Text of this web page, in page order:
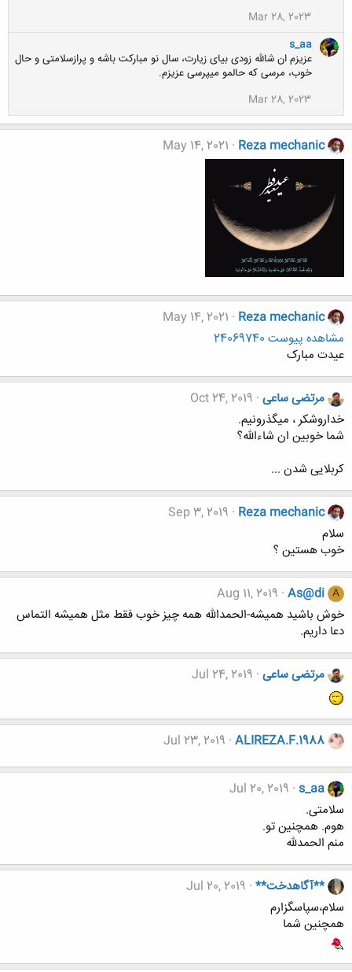
:
Mar 28, 2023
s_aa
عزیزم ان شالله زودی بیای زیارت، سال نو مبارکت باشه و پرازسلامتی و حال
خوب، مرسی که حالمو میپرسی عزیزم.
Mar 28, 2023
Reza mechanic
May 14, 2021
Reza mechanic
May 14, 2021
مشاهده پیوست 24069740
عیدت مبارک
مرتضی ساعی Oct 24, 2019
خداروشکر ، میگذرونیم.
شما خوبین ان شاءالله؟
کربلایی شدن ...
Reza mechanic
Sep 3, 2019
سلام
خوب هستین ؟
A
As@di
Aug 11, 2019
خوش باشید همیشه-الحمدالله همه چیز خوب فقط مثل همیشه التماس
دعا داریم.
مرتضی ساعی Jul 24, 2019
ALIREZA.F.1988
Jul 23, 2019
s_aa
Jul 20, 2019
سلامتی.
هوم. همچنین تو.
منم الحمدلله
**آگاهدخت** Jul 20, 2019
سلام،سپاسگزارم
همچنین شما